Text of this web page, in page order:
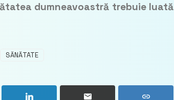
dumneavoastră trebuie luată
SĂNĂTATE